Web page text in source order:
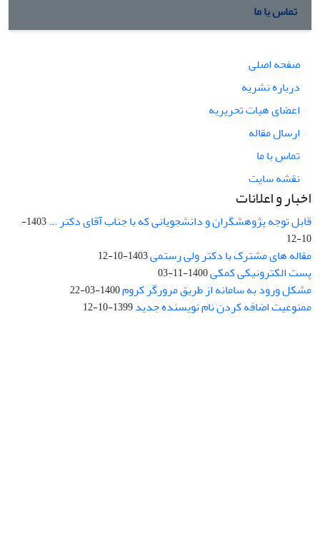
تماس با ما
صفحه اصلی
درباره نشریه
اعضای هیات تحریریه
ارسال مقاله
تماس با ما
نقشه سایت
اخبار و اعلانات
قابل توجه پژوهشگران و دانشجویانی که با جناب آقای دکتر ...
1403-
10-12
مقاله های مشترک با دکتر ولی رستمی1403-10-12
پست الکترونیکی کمکی1400-11-03
مشکل ورود به سامانه از طریق مرورگر کروم1400-03-22
ممنوعیت اضافه کردن نام نویسنده جدید1399-10-12